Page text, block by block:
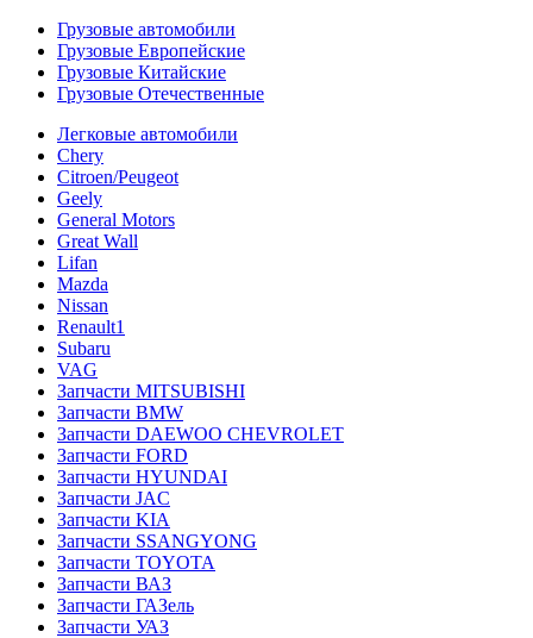
Грузовые автомобили
Грузовые Европейские
Грузовые Китайские
Грузовые Отечественные
Легковые автомобили
Chery
Citroen/Peugeot
Geely
General Motors
Great Wall
Lifan
Mazda
Nissan
Renault1
Subaru
VAG
Запчасти MITSUBISHI
Запчасти BMW
Запчасти DAEWOO CHEVROLET
Запчасти FORD
Запчасти HYUNDAI
Запчасти JAC
Запчасти KIA
Запчасти SSANGYONG
Запчасти TOYOTA
Запчасти ВАЗ
Запчасти ГАЗель
Запчасти УАЗ